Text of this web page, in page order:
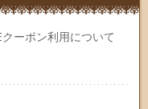
ーポン利用について